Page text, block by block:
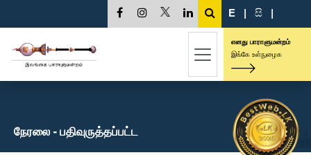
E | සි |
எனது பாராளுமன்றம்
இங்கே உள்நுழைக
நேரலை - பதிவுருத்தப்பட்ட